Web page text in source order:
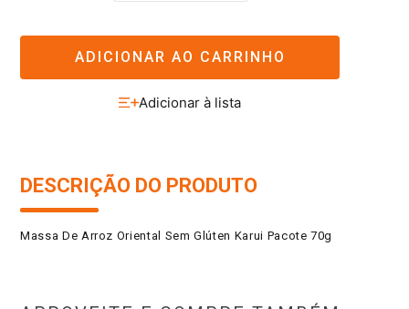
ADICIONAR AO CARRINHO
DESCRIÇÃO DO PRODUTO
Massa De Arroz Oriental Sem Glúten Karui Pacote 70g